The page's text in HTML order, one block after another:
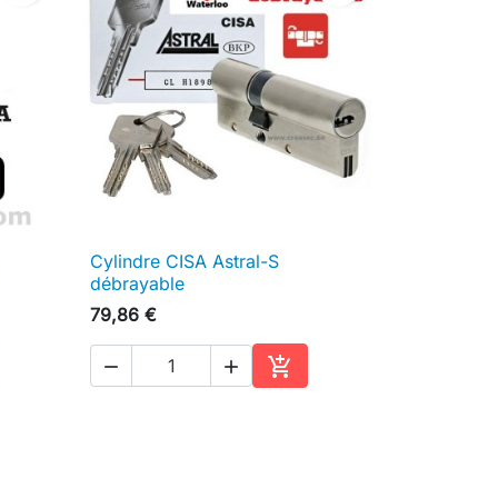
au panier
 Aperçu rapide
Cylindre CISA Astral-S
débrayable
79,86 €
  
Ajouter au panier